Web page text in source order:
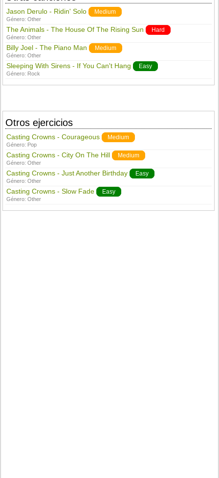
Jason Derulo - Ridin' Solo Medium
Género:Other
The Animals - The House Of The Rising Sun Hard
Género:Other
Billy Joel - The Piano Man Medium
Género:Other
Sleeping With Sirens - If You Can't Hang Easy
Género: Rock
Otros ejercicios
Casting Crowns - Courageous Medium
Género: Pop
Casting Crowns - City On The Hill Medium
Género:Other
Casting Crowns - Just Another Birthday Easy
Género:Other
Casting Crowns - Slow Fade Easy
Género:Other